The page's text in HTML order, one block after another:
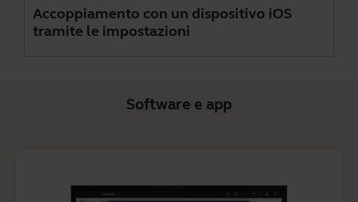
Accoppiamento con un dispositivo iOS
tramite le impostazioni
Software e app